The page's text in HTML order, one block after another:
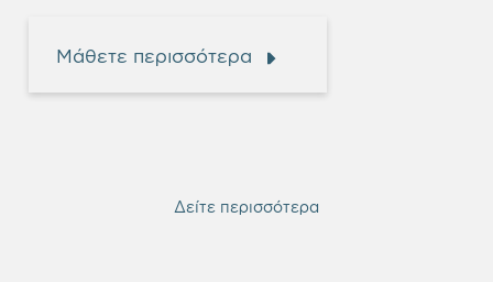
Μάθετε περισσότερα
Δείτε περισσότερα